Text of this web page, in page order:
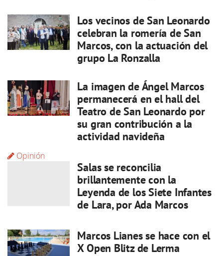
Los vecinos de San Leonardo
celebran la romería de San
Marcos, con la actuación del
grupo La Ronzalla
La imagen de Ángel Marcos
permanecerá en el hall del
Teatro de San Leonardo por
su gran contribución a la
actividad navideña
Opinión
Salas se reconcilia
brillantemente con la
Leyenda de los Siete Infantes
de Lara, por Ada Marcos
Marcos Lianes se hace con el
X Open Blitz de Lerma